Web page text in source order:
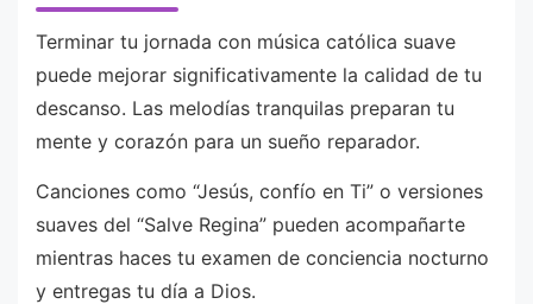
Terminar tu jornada con música católica suave
puede mejorar significativamente la calidad de tu
descanso. Las melodías tranquilas preparan tu
mente y corazón para un sueño reparador.
Canciones como “Jesús, confío en Ti” o versiones
suaves del “Salve Regina” pueden acompañarte
mientras haces tu examen de conciencia nocturno
y entregas tu día a Dios.